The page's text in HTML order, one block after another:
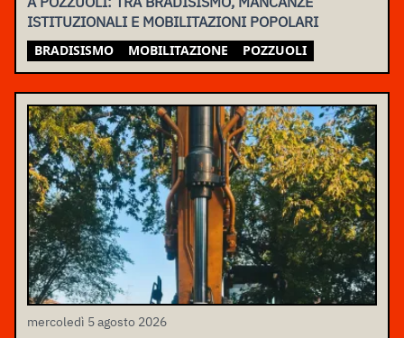
ISTITUZIONALI E MOBILITAZIONI POPOLARI
BRADISISMO MOBILITAZIONE POZZUOLI
mercoledì 5 agosto 2026